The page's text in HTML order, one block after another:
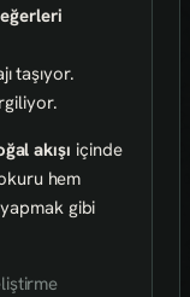
taşıyor.
akışı içinde
hem
gibi